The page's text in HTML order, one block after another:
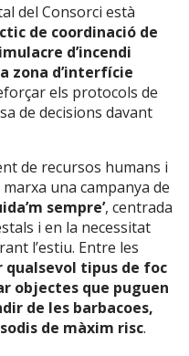
del Consorci està
de coordinació de
d’incendi
zona d’interfície
els protocols de
de decisions davant
de recursos humans i
una campanya de
sempre’, centrada
i en la necessitat
l’estiu. Entre les
qualsevol tipus de foc
objectes que puguen
de les barbacoes,
de màxim risc.